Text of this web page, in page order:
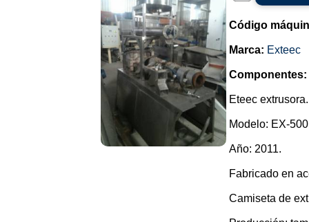
Código
Marca: Exteec
Componentes:
Eteec extrusora.
Modelo: EX-
Año: 2011.
Fabricado en
Camiseta de